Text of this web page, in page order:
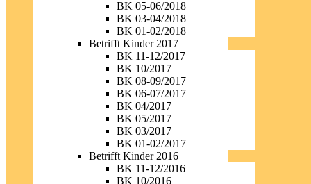
BK 05-06/2018
BK 03-04/2018
BK 01-02/2018
Betrifft Kinder 2017
BK 11-12/2017
BK 10/2017
BK 08-09/2017
BK 06-07/2017
BK 04/2017
BK 05/2017
BK 03/2017
BK 01-02/2017
Betrifft Kinder 2016
BK 11-12/2016
BK 10/2016